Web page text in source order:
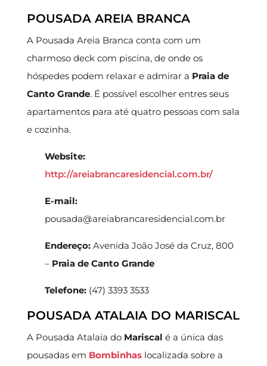
POUSADA AREIA BRANCA
A Pousada Areia Branca conta com um
charmoso deck com piscina, de onde os
hóspedes podem relaxar e admirar a Praia de
Canto Grande. É possível escolher entres seus
apartamentos para até quatro pessoas com sala
e cozinha.
Website:
http://areiabrancaresidencial.com.br/
E-mail:
pousada@areiabrancaresidencial.com.br
Endereço:Avenida João José da Cruz, 800
– Praia de Canto Grande
Telefone:(47) 3393 3533
POUSADA ATALAIA DO MARISCAL
A Pousada Atalaia do Mariscal é a única das
pousadas em Bombinhaslocalizada sobre a